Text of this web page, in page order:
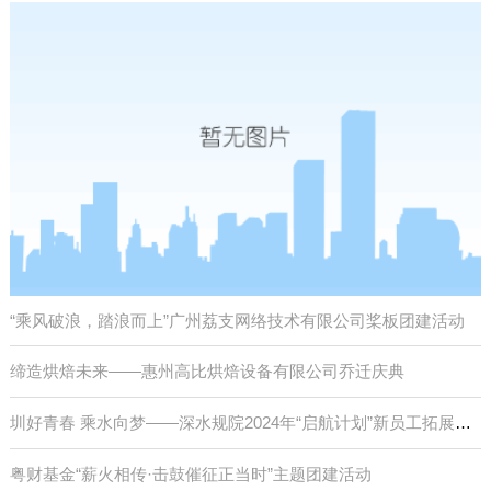
“乘风破浪，踏浪而上”广州荔支网络技术有限公司桨板团建活动
缔造烘焙未来——惠州高比烘焙设备有限公司乔迁庆典
圳好青春 乘水向梦——深水规院2024年“启航计划”新员工拓展培训
粤财基金“薪火相传·击鼓催征正当时”主题团建活动